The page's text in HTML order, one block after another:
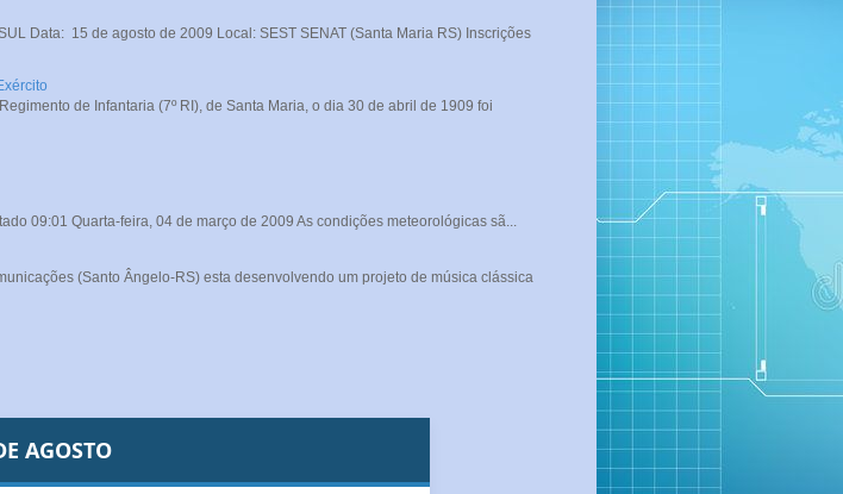
Data: 15 de agosto de 2009 Local: SEST SENAT (Santa Maria RS) Inscrições
de Infantaria (7º RI), de Santa Maria, o dia 30 de abril de 1909 foi
09:01 Quarta-feira, 04 de março de 2009 As condições meteorológicas sã...
(Santo Ângelo-RS) esta desenvolvendo um projeto de música clássica
AGOSTO